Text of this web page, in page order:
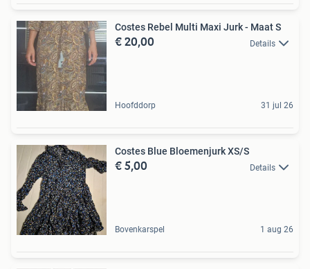
Costes Rebel Multi Maxi Jurk - Maat S
€ 20,00 Details
Hoofddorp 31 jul 26
Costes Blue Bloemenjurk XS/S
€ 5,00 Details
Bovenkarspel 1 aug 26